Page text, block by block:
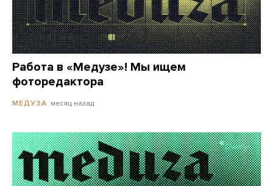
Работа в «Медузе»! Мы ищем
фоторедактора
МЕДУЗА месяц назад